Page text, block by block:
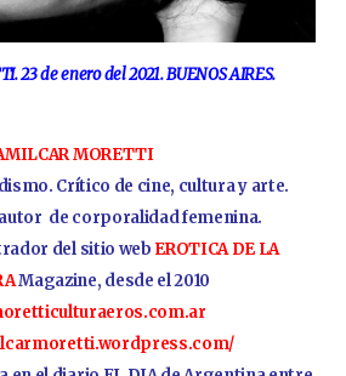
23 de enero del 2021. BUENOS AIRES.
MORETTI
Crítico de cine, cultura y arte.
de corporalidad femenina.
del sitio web EROTICA DE LA
Magazine, desde el 2010